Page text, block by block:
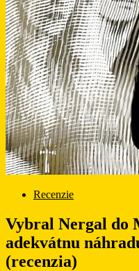
Recenzie
Vybral Nergal do
adekvátnu
(recenzia)